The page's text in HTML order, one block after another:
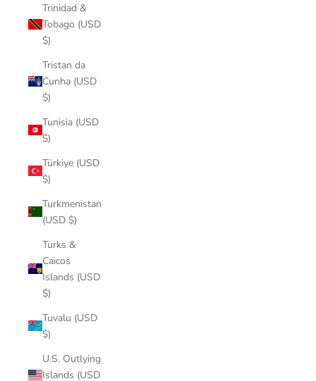
Trinidad &
Tobago (USD
$)
Tristan da
Cunha (USD
$)
Tunisia (USD
$)
Türkiye (USD
$)
Turkmenistan
(USD $)
Turks &
Caicos
Islands (USD
$)
Tuvalu (USD
$)
U.S. Outlying
Islands (USD